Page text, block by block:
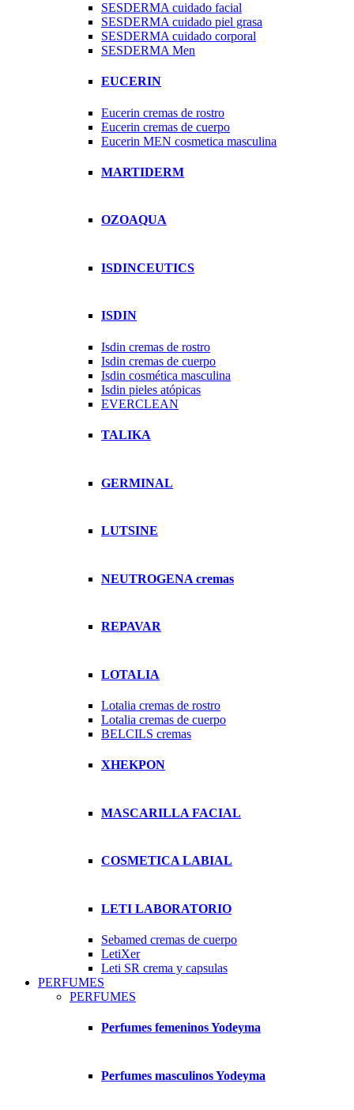
SESDERMA cuidado facial
SESDERMA cuidado piel grasa
SESDERMA cuidado corporal
SESDERMA Men
EUCERIN
Eucerin cremas de rostro
Eucerin cremas de cuerpo
Eucerin MEN cosmetica masculina
MARTIDERM
OZOAQUA
ISDINCEUTICS
ISDIN
Isdin cremas de rostro
Isdin cremas de cuerpo
Isdin cosmética masculina
Isdin pieles atópicas
EVERCLEAN
TALIKA
GERMINAL
LUTSINE
NEUTROGENA cremas
REPAVAR
LOTALIA
Lotalia cremas de rostro
Lotalia cremas de cuerpo
BELCILS cremas
XHEKPON
MASCARILLA FACIAL
COSMETICA LABIAL
LETI LABORATORIO
Sebamed cremas de cuerpo
LetiXer
Leti SR crema y capsulas
PERFUMES
PERFUMES
Perfumes femeninos Yodeyma
Perfumes masculinos Yodeyma